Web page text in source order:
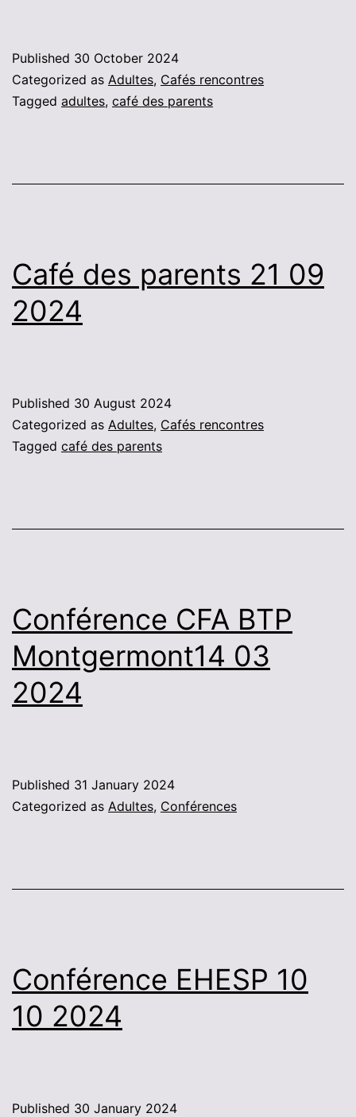
Published 30 October 2024
Categorized as Adultes, Cafés rencontres
Tagged adultes, café des parents
Café des parents 21 09
2024
Published 30 August 2024
Categorized as Adultes, Cafés rencontres
Tagged café des parents
Conférence CFA BTP
Montgermont14 03
2024
Published 31 January 2024
Categorized as Adultes, Conférences
Conférence EHESP 10
10 2024
Published 30 January 2024